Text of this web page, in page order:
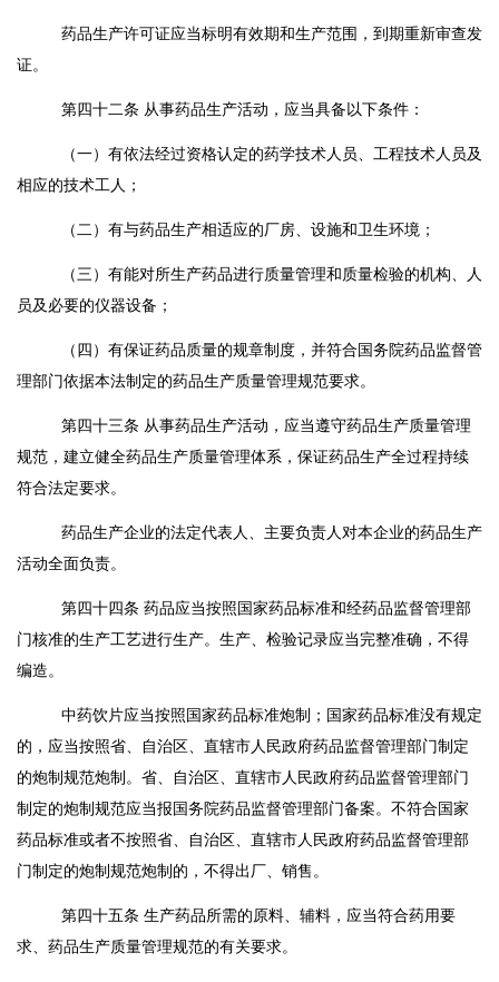
药品生产许可证应当标明有效期和生产范围，到期重新审查发
证。
第四十二条 从事药品生产活动，应当具备以下条件：
（一）有依法经过资格认定的药学技术人员、工程技术人员及
相应的技术工人；
（二）有与药品生产相适应的厂房、设施和卫生环境；
（三）有能对所生产药品进行质量管理和质量检验的机构、人
员及必要的仪器设备；
（四）有保证药品质量的规章制度，并符合国务院药品监督管
理部门依据本法制定的药品生产质量管理规范要求。
第四十三条 从事药品生产活动，应当遵守药品生产质量管理
规范，建立健全药品生产质量管理体系，保证药品生产全过程持续
符合法定要求。
药品生产企业的法定代表人、主要负责人对本企业的药品生产
活动全面负责。
第四十四条 药品应当按照国家药品标准和经药品监督管理部
门核准的生产工艺进行生产。生产、检验记录应当完整准确，不得
编造。
中药饮片应当按照国家药品标准炮制；国家药品标准没有规定
的，应当按照省、自治区、直辖市人民政府药品监督管理部门制定
的炮制规范炮制。省、自治区、直辖市人民政府药品监督管理部门
制定的炮制规范应当报国务院药品监督管理部门备案。不符合国家
药品标准或者不按照省、自治区、直辖市人民政府药品监督管理部
门制定的炮制规范炮制的，不得出厂、销售。
第四十五条 生产药品所需的原料、辅料，应当符合药用要
求、药品生产质量管理规范的有关要求。